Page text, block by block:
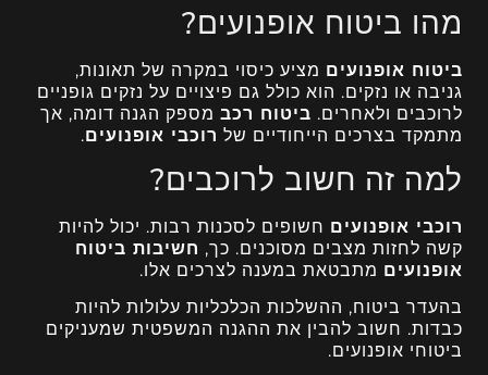
מהו ביטוח אופנועים?
ביטוח אופנועים מציע כיסוי במקרה של תאונות,
גניבה או נזקים. הוא כולל גם פיצויים על נזקים גופניים
לרוכבים ולאחרים. ביטוח רכב מספק הגנה דומה, אך
מתמקד בצרכים הייחודיים של רוכבי אופנועים.
למה זה חשוב לרוכבים?
רוכבי אופנועים חשופים לסכנות רבות. יכול להיות
קשה לחזות מצבים מסוכנים. כך, חשיבות ביטוח
אופנועים מתבטאת במענה לצרכים אלו.
בהעדר ביטוח, ההשלכות הכלכליות עלולות להיות
כבדות. חשוב להבין את ההגנה המשפטית שמעניקים
ביטוחי אופנועים.